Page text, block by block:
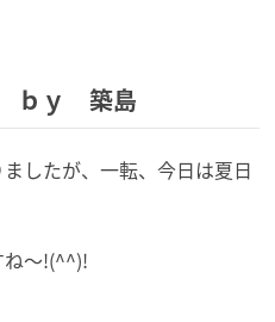
ｂｙ 築島
したが、一転、今日は夏日
ね～!(^^)!